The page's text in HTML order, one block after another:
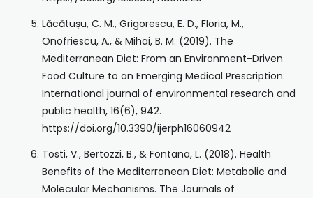
Lăcătușu, C. M., Grigorescu, E. D., Floria, M.,
Onofriescu, A., & Mihai, B. M. (2019). The
Mediterranean Diet: From an Environment-Driven
Food Culture to an Emerging Medical Prescription.
International journal of environmental research and
public health, 16(6), 942.
https://doi.org/10.3390/ijerph16060942
Tosti, V., Bertozzi, B., & Fontana, L. (2018). Health
Benefits of the Mediterranean Diet: Metabolic and
Molecular Mechanisms. The Journals of